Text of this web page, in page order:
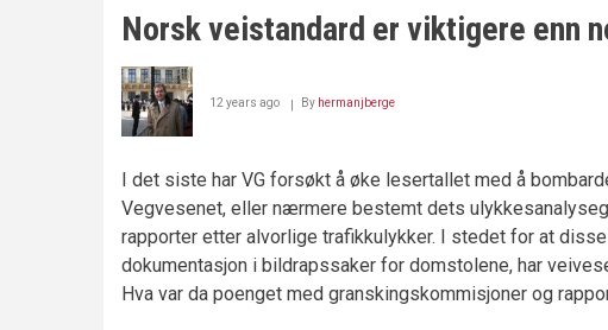
NASJONALSANG
Norsk veistandard er viktigere enn
12 years ago By hermanjberge
I det siste har VG forsøkt å øke lesertallet med å
Vegvesenet, eller nærmere bestemt dets
rapporter etter alvorlige trafikkulykker. I stedet for at
dokumentasjon i bildrapssaker for domstolene, har
Hva var da poenget med granskingskommisjoner og